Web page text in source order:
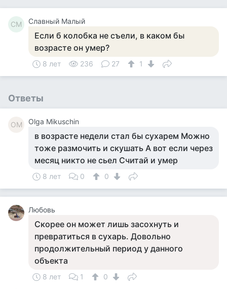
СМ Славный Малый
Если б колобка не съели, в каком бы
возрасте он умер?
8 лет 236 27 1
Ответы
OM Olga Mikuschin
в возрасте недели стал бы сухарем Можно
тоже размочить и скушать А вот если через
месяц никто не сьел Считай и умер
8 лет 0 0
Любовь
Скорее он может лишь засохнуть и
превратиться в сухарь. Довольно
продолжительный период у данного
объекта
8 лет 1 0